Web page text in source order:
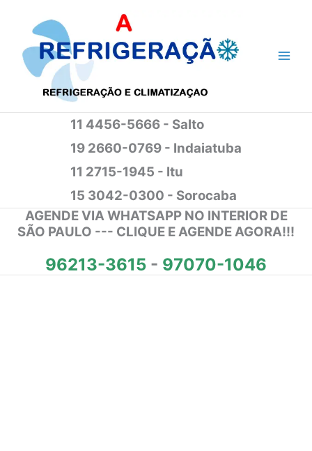
conteúdo
11 4456-5666 - Salto
19 2660-0769 - Indaiatuba
11 2715-1945 - Itu
15 3042-0300 - Sorocaba
AGENDE VIA WHATSAPP NO INTERIOR DE
SÃO PAULO --- CLIQUE E AGENDE AGORA!!!
96213-3615 - 97070-1046